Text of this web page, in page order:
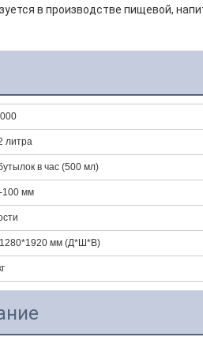
в производстве пищевой,
литра
в час (500 мл)
100 мм
мм (Д*Ш*В)